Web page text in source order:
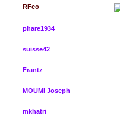
RFco
phare1934
suisse42
Frantz
MOUMI Joseph
mkhatri